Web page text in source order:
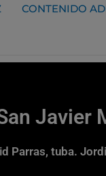
CONTENIDO
Javier
Parras, tuba.